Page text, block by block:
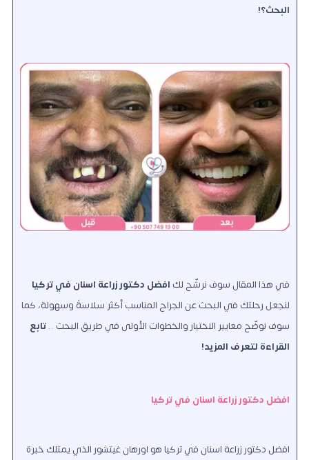
البحث؟!
في هذا المقال سوف نرشّح لك افضل دكتور زراعة اسنان في تركيا
لنجعل رحلتك في البحث عن الجراح المناسب أكثر سلاسةً وسهولة، كما
سوف نوضّح معايير الاختيار والخطوات الأولى في طريق البحث ..تابع
القراءة لتعرف المزيد!
افضل دكتور زراعة اسنان في تركيا
افضل دكتور زراعة اسنان في تركيا هو اورهان غيتشور الذي يمتلك خبرة